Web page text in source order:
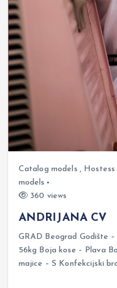
Catalog models, Hostess
models
360 views
ANDRIJANA CV
GRAD Beograd Godište
56kg Boja kose – Plava
majice – S Konfekcijski